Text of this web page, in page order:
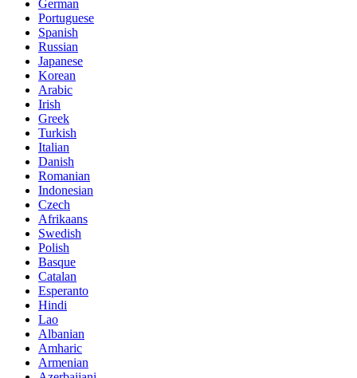
German
Portuguese
Spanish
Russian
Japanese
Korean
Arabic
Irish
Greek
Turkish
Italian
Danish
Romanian
Indonesian
Czech
Afrikaans
Swedish
Polish
Basque
Catalan
Esperanto
Hindi
Lao
Albanian
Amharic
Armenian